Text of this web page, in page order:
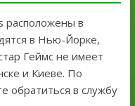
расположены в
в Нью-Йорке,
Геймс не имеет
и Киеве. По
обратиться в службу